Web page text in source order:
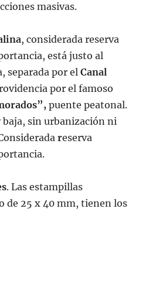
masivas.
, considerada reserva
está justo al
separada por elCanal
por el famoso
puente peatonal.
baja, sin urbanización ni
reserva
. Las estampillas
de 25 x 40 mm, tienen los